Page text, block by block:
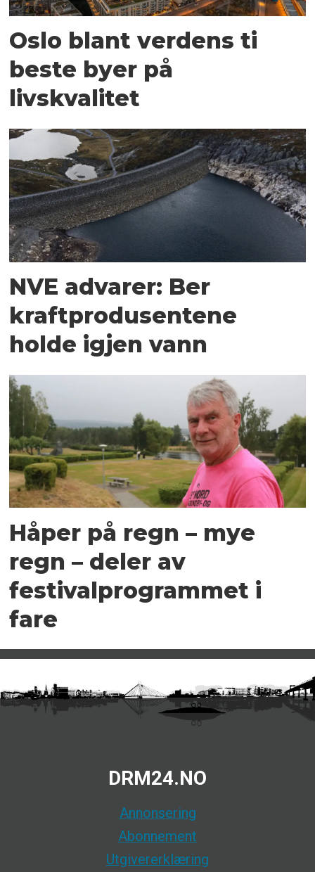
Oslo blant verdens ti
beste byer på
livskvalitet
NVE advarer: Ber
kraftprodusentene
holde igjen vann
Håper på regn – mye
regn – deler av
festivalprogrammet i
fare
DRM24.NO
Annonsering
Abonnement
Utgivererklæring